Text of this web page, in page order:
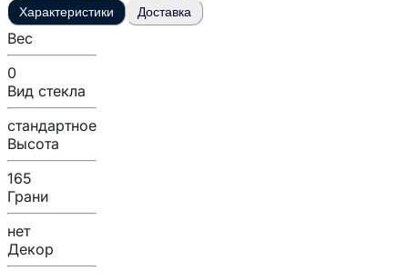
Характеристики Доставка
Вес
0
Вид стекла
стандартное
Высота
165
Грани
нет
Декор